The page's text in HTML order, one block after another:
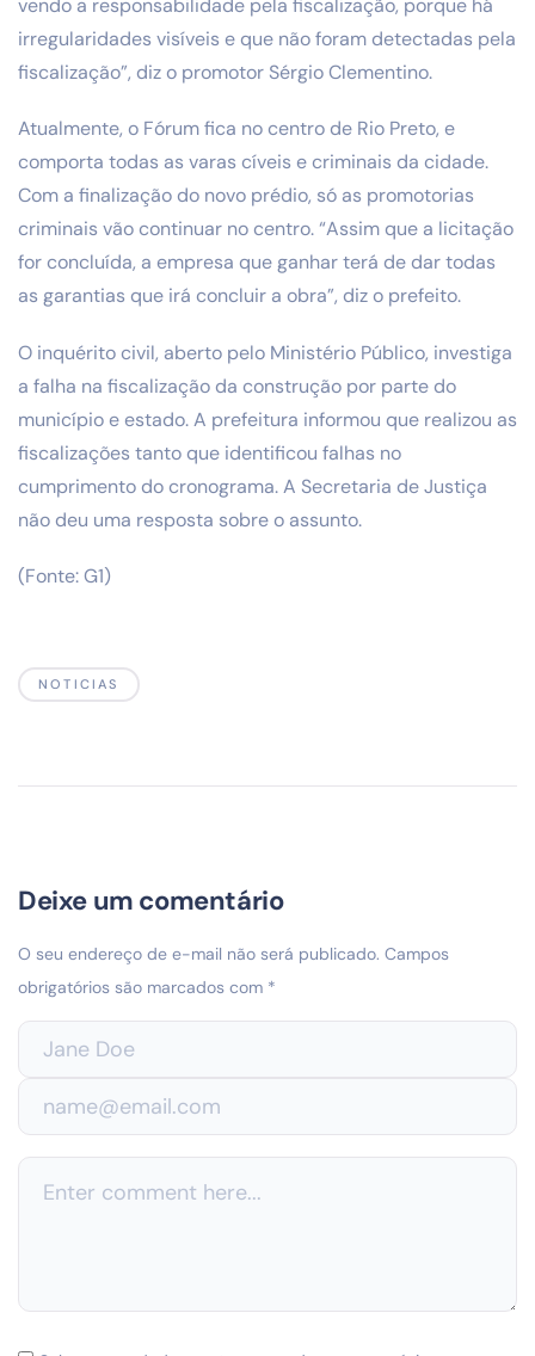
vendo a responsabilidade pela fiscalização, porque há
irregularidades visíveis e que não foram detectadas pela
fiscalização”, diz o promotor Sérgio Clementino.
Atualmente, o Fórum fica no centro de Rio Preto, e
comporta todas as varas cíveis e criminais da cidade.
Com a finalização do novo prédio, só as promotorias
criminais vão continuar no centro. “Assim que a licitação
for concluída, a empresa que ganhar terá de dar todas
as garantias que irá concluir a obra”, diz o prefeito.
O inquérito civil, aberto pelo Ministério Público, investiga
a falha na fiscalização da construção por parte do
município e estado. A prefeitura informou que realizou as
fiscalizações tanto que identificou falhas no
cumprimento do cronograma. A Secretaria de Justiça
não deu uma resposta sobre o assunto.
(Fonte: G1)
NOTICIAS
Deixe um comentário
O seu endereço de e-mail não será publicado. Campos
obrigatórios são marcados com *